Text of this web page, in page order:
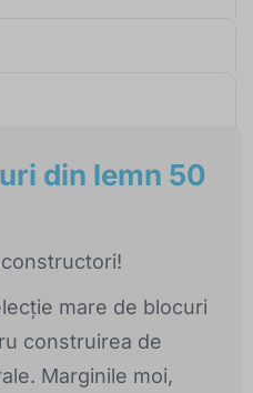
din lemn 50
mare de blocuri
construirea de
Marginile moi,